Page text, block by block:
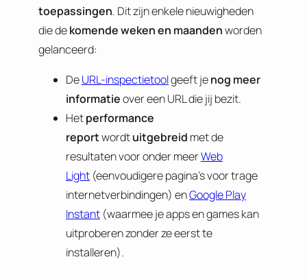
toepassingen. Dit zijn enkele nieuwigheden
die dekomende weken en maandenworden
gelanceerd:
DeURL-inspectietoolgeeft jenog meer
informatieover een URL die jij bezit.
Hetperformance
reportwordtuitgebreid met de
resultaten voor onder meerWeb
Light (eenvoudigere pagina’s voor trage
internetverbindingen) enGoogle Play
Instant (waarmee je apps en games kan
uitproberen zonder ze eerst te
installeren).